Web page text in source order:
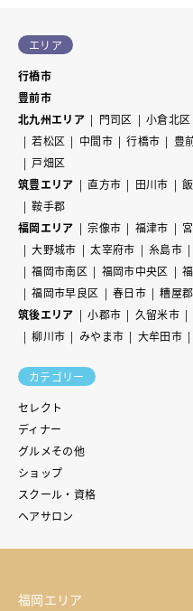
エリア
行橋市
豊前市
北九州エリア
門司区 小倉北区
若松区
中間市 行橋市 豊
戸畑区
筑豊エリア
直方市 田川市
鞍手郡
福岡エリア
宗像市 福津市
大野城市
太宰府市 糸島市
福岡市南区
福岡市中央区
福岡市早良区
春日市 糟屋郡
筑後エリア
小郡市 久留米市
柳川市
みやま市 大牟田市
カテゴリー
セレクト
ディナー
グルメその他
ショップ
スクール・資格
ヘアサロン
福岡エリア